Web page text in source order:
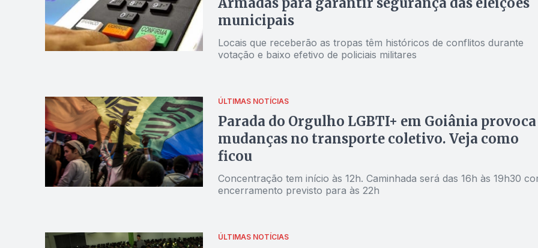
municipais
Locais que receberão as tropas têm históricos de conflitos durante
votação e baixo efetivo de policiais militares
ÚLTIMAS NOTÍCIAS
Parada do Orgulho LGBTI+ em Goiânia provoca
mudanças no transporte coletivo. Veja como
ficou
Concentração tem início às 12h. Caminhada será das 16h às 19h30
encerramento previsto para às 22h
ÚLTIMAS NOTÍCIAS